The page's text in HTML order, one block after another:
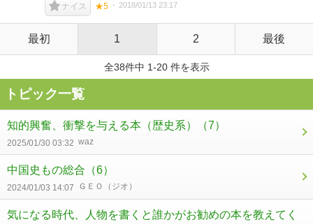
ナイス ★5 2018/01/13 23:17
最初 1 2 最後
全38件中 1-20 件を表示
トピック一覧
知的興奮、衝撃を与える本（歴史系） （7）
2025/01/30 03:32 waz
中国史もの総合 （6）
2024/01/03 14:07 ＧＥＯ（ジオ）
気になる時代、人物を書くと誰かがお勧めの本を教えてく